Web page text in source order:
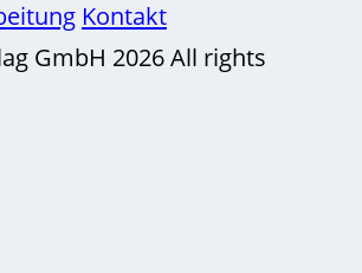
Kontakt
GmbH 2026 All rights